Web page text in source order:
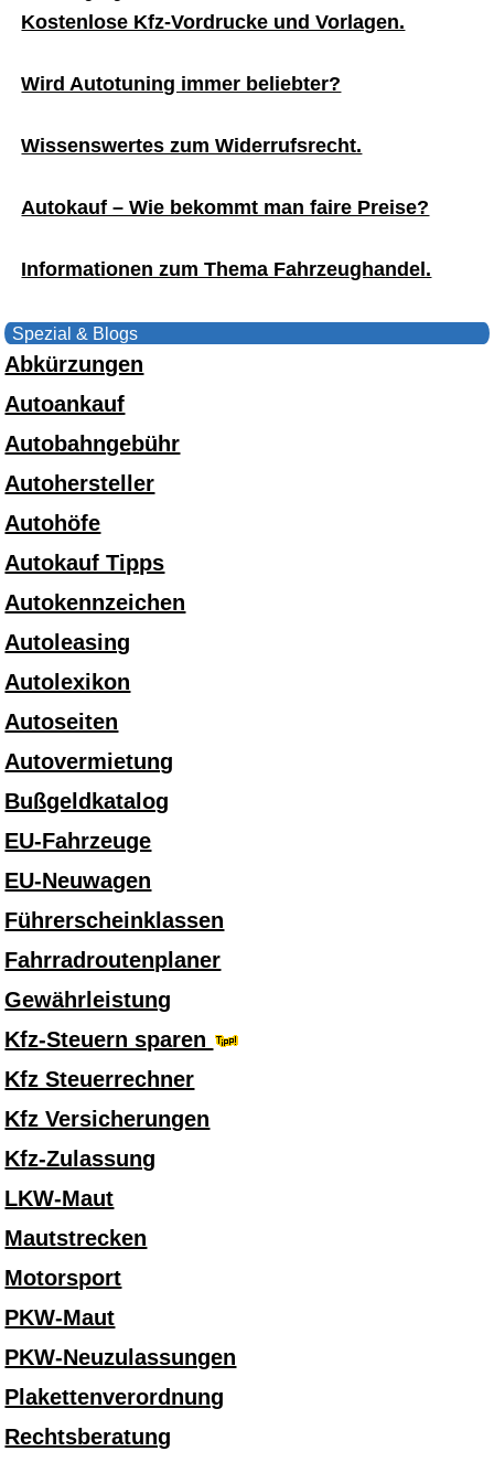
Kostenlose Kfz-Vordrucke und Vorlagen.
Wird Autotuning immer beliebter?
Wissenswertes zum Widerrufsrecht.
Autokauf – Wie bekommt man faire Preise?
Informationen zum Thema Fahrzeughandel.
Spezial & Blogs
Abkürzungen
Autoankauf
Autobahngebühr
Autohersteller
Autohöfe
Autokauf Tipps
Autokennzeichen
Autoleasing
Autolexikon
Autoseiten
Autovermietung
Bußgeldkatalog
EU-Fahrzeuge
EU-Neuwagen
Führerscheinklassen
Fahrradroutenplaner
Gewährleistung
Kfz-Steuern sparen
Kfz Steuerrechner
Kfz Versicherungen
Kfz-Zulassung
LKW-Maut
Mautstrecken
Motorsport
PKW-Maut
PKW-Neuzulassungen
Plakettenverordnung
Rechtsberatung